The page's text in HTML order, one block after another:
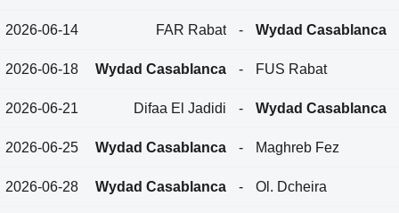
2026-06-14 FAR Rabat - Wydad Casablanca
2026-06-18 Wydad Casablanca - FUS Rabat
2026-06-21 Difaa El Jadidi - Wydad Casablanca
2026-06-25 Wydad Casablanca - Maghreb Fez
2026-06-28 Wydad Casablanca - Ol. Dcheira